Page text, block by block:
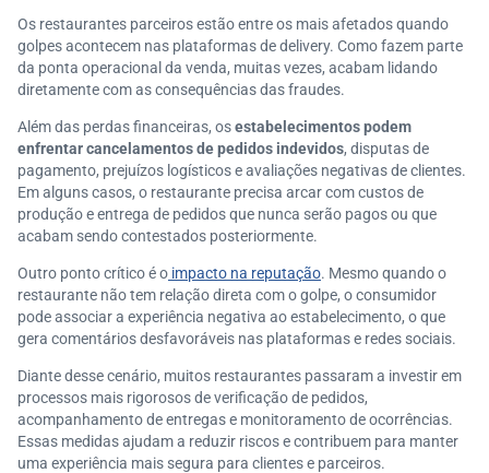
Os restaurantes parceiros estão entre os mais afetados quando
golpes acontecem nas plataformas de delivery. Como fazem parte
da ponta operacional da venda, muitas vezes, acabam lidando
diretamente com as consequências das fraudes.
Além das perdas financeiras, osestabelecimentos podem
enfrentar cancelamentos de pedidos indevidos, disputas de
pagamento, prejuízos logísticos e avaliações negativas de clientes.
Em alguns casos, o restaurante precisa arcar com custos de
produção e entrega de pedidos que nunca serão pagos ou que
acabam sendo contestados posteriormente.
Outro ponto crítico é o impacto na reputação. Mesmo quando o
restaurante não tem relação direta com o golpe, o consumidor
pode associar a experiência negativa ao estabelecimento, o que
gera comentários desfavoráveis nas plataformas e redes sociais.
Diante desse cenário, muitos restaurantes passaram a investir em
processos mais rigorosos de verificação de pedidos,
acompanhamento de entregas e monitoramento de ocorrências.
Essas medidas ajudam a reduzir riscos e contribuem para manter
uma experiência mais segura para clientes e parceiros.